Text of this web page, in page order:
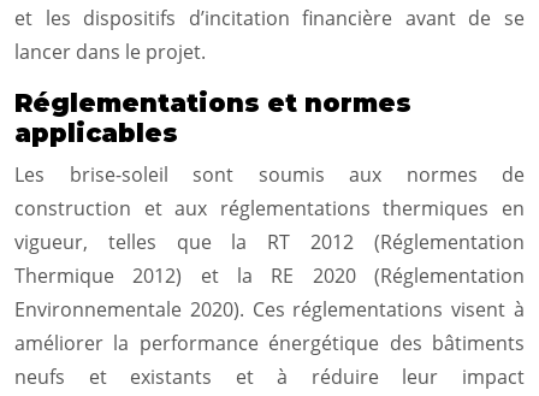
et les dispositifs d’incitation financière avant de se
lancer dans le projet.
Réglementations et normes
applicables
Les brise-soleil sont soumis aux normes de
construction et aux réglementations thermiques en
vigueur, telles que la RT 2012 (Réglementation
Thermique 2012) et la RE 2020 (Réglementation
Environnementale 2020). Ces réglementations visent à
améliorer la performance énergétique des bâtiments
neufs et existants et à réduire leur impact